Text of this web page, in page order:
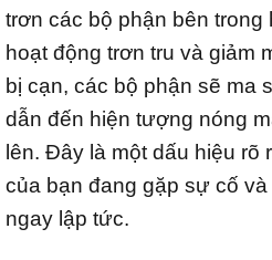
trơn các bộ phận bên trong
hoạt động trơn tru và giảm
bị cạn, các bộ phận sẽ ma
dẫn đến hiện tượng nóng
lên. Đây là một dấu hiệu rõ
của bạn đang gặp sự cố
ngay lập tức.